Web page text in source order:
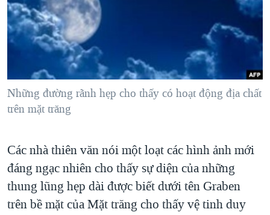
"Tìm"NGƯỜI VIỆT HẢI NGOẠI
ĐỜI SỐNG
KHOA HỌC
SỨC KHOẺ
GIÁO DỤC
TẠI
HÀNH TRÌNH BẦU CỬ 2024
MỘT NĂM CHIẾN TRANH TẠI DẢI GAZA
GIẢI MÃ VÀNH ĐAI & CON ĐƯỜNG
NGÀY TỊ NẠN THẾ GIỚI
TRỊNH VĨNH BÌNH - NGƯỜI HẠ 'BÊN THẮNG CUỘC'
CHI PHÍ CHIẾN TRANH AFGHANISTAN
CÁC GIÁ TRỊ CỘNG HÒA Ở VIỆT NAM
THƯỢNG ĐỈNH TRUMP-KIM TẠI VIỆT NAM
VIDEO
NGHE
MẠNG XÃ HỘI
Những đường rãnh hẹp cho thấy có hoạt động địa chất
trên mặt trăng
Các nhà thiên văn nói một loạt các hình ảnh mới
đáng ngạc nhiên cho thấy sự diện của những
thung lũng hẹp dài được biết dưới tên Graben
trên bề mặt của Mặt trăng cho thấy vệ tinh duy